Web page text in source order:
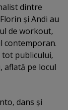
dintre
şi Andi au
de workout,
contemporan.
tot publicului,
aflată pe locul
dans şi